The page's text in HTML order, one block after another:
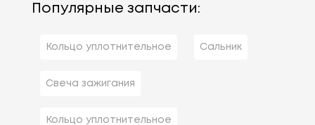
Популярные запчасти:
Кольцо уплотнительное Сальник
Свеча зажигания
Кольцо уплотнительное